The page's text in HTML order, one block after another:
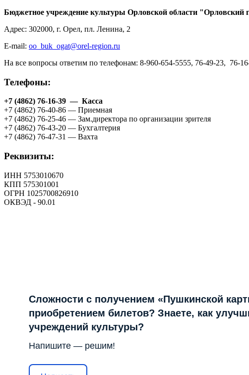
Бюджетное учреждение культуры Орловской области "Орловский
Адрес: 302000, г. Орел, пл. Ленина, 2
E-mail: oo_buk_ogat@orel-region.ru
На все вопросы ответим по телефонам: 8-960-654-5555, 76-49-23, 76-
Телефоны:
+7 (4862) 76-16-39 — Касса
+7 (4862) 76-40-86 — Приемная
+7 (4862) 76-25-46 — Зам.директора по организации зрителя
+7 (4862) 76-43-20 — Бухгалтерия
+7 (4862) 76-47-31 — Вахта
Реквизиты:
ИНН 5753010670
КПП 575301001
ОГРН 1025700826910
ОКВЭД - 90.01
Сложности с получением «Пушкинской
приобретением билетов? Знаете, как
учреждений культуры?
Напишите — решим!